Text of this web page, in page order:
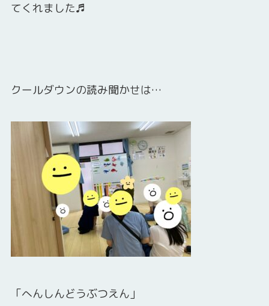
てくれました♬
クールダウンの読み聞かせは…
「へんしんどうぶつえん」